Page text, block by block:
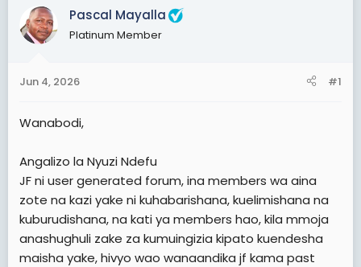
t
a
r
e
t
e
Pascal Mayalla
Platinum Member
Jun 4, 2026 #1
Wanabodi,
Angalizo la Nyuzi Ndefu
JF ni user generated forum, ina members wa aina
zote na kazi yake ni kuhabarishana, kuelimishana na
kuburudishana, na kati ya members hao, kila mmoja
anashughuli zake za kumuingizia kipato kuendesha
maisha yake, hivyo wao wanaandika jf kama past